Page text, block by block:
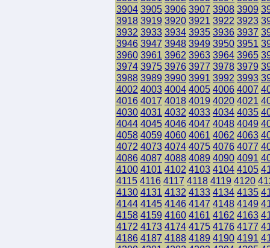
3904 3905 3906 3907 3908 3909
3918 3919 3920 3921 3922 3923
3932 3933 3934 3935 3936 3937
3946 3947 3948 3949 3950 3951
3960 3961 3962 3963 3964 3965
3974 3975 3976 3977 3978 3979
3988 3989 3990 3991 3992 3993
4002 4003 4004 4005 4006 4007
4016 4017 4018 4019 4020 4021
4030 4031 4032 4033 4034 4035
4044 4045 4046 4047 4048 4049
4058 4059 4060 4061 4062 4063
4072 4073 4074 4075 4076 4077
4086 4087 4088 4089 4090 4091
4100 4101 4102 4103 4104 4105
4115 4116 4117 4118 4119 4120
4130 4131 4132 4133 4134 4135
4144 4145 4146 4147 4148 4149
4158 4159 4160 4161 4162 4163
4172 4173 4174 4175 4176 4177
4186 4187 4188 4189 4190 4191